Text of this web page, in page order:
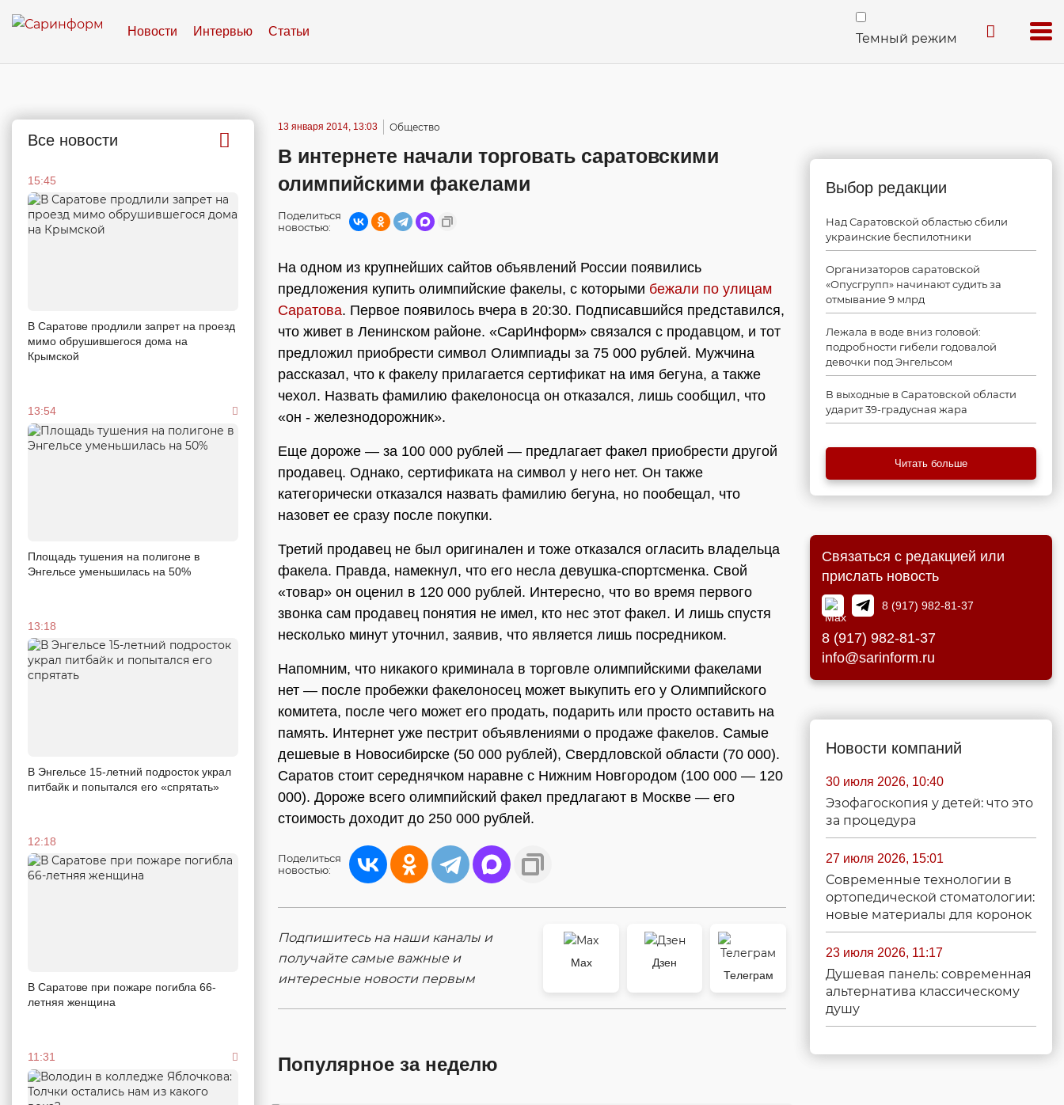
Новости Интервью Статьи Темный режим
Все новости
15:45
В Саратове продлили запрет на проезд
мимо обрушившегося дома на
Крымской
13:54
Площадь тушения на полигоне в
Энгельсе уменьшилась на 50%
13:18
В Энгельсе 15-летний подросток украл
питбайк и попытался его «спрятать»
12:18
В Саратове при пожаре погибла 66-
летняя женщина
11:31
13 января 2014, 13:03 Общество
В интернете начали торговать саратовскими
олимпийскими факелами
Поделиться
новостью:
На одном из крупнейших сайтов объявлений России появились
предложения купить олимпийские факелы, с которыми бежали по улицам
Саратова. Первое появилось вчера в 20:30. Подписавшийся представился,
что живет в Ленинском районе. «СарИнформ» связался с продавцом, и тот
предложил приобрести символ Олимпиады за 75 000 рублей. Мужчина
рассказал, что к факелу прилагается сертификат на имя бегуна, а также
чехол. Назвать фамилию факелоносца он отказался, лишь сообщил, что
«он - железнодорожник».
Еще дороже — за 100 000 рублей — предлагает факел приобрести другой
продавец. Однако, сертификата на символ у него нет. Он также
категорически отказался назвать фамилию бегуна, но пообещал, что
назовет ее сразу после покупки.
Третий продавец не был оригинален и тоже отказался огласить владельца
факела. Правда, намекнул, что его несла девушка-спортсменка. Свой
«товар» он оценил в 120 000 рублей. Интересно, что во время первого
звонка сам продавец понятия не имел, кто нес этот факел. И лишь спустя
несколько минут уточнил, заявив, что является лишь посредником.
Напомним, что никакого криминала в торговле олимпийскими факелами
нет — после пробежки факелоносец может выкупить его у Олимпийского
комитета, после чего может его продать, подарить или просто оставить на
память. Интернет уже пестрит объявлениями о продаже факелов. Самые
дешевые в Новосибирске (50 000 рублей), Свердловской области (70 000).
Саратов стоит середнячком наравне с Нижним Новгородом (100 000 — 120
000). Дороже всего олимпийский факел предлагают в Москве — его
стоимость доходит до 250 000 рублей.
Поделиться
новостью:
Подпишитесь на наши каналы и
получайте самые важные и
интересные новости первым
Max
Дзен
Телеграм
Популярное за неделю
Выбор редакции
Над Саратовской областью сбили
украинские беспилотники
Организаторов саратовской
«Опусгрупп» начинают судить за
отмывание 9 млрд
Лежала в воде вниз головой:
подробности гибели годовалой
девочки под Энгельсом
В выходные в Саратовской области
ударит 39-градусная жара
Читать больше
Связаться с редакцией или
прислать новость
8 (917) 982-81-37
8 (917) 982-81-37
info@sarinform.ru
Новости компаний
30 июля 2026, 10:40
Эзофагоскопия у детей: что это
за процедура
27 июля 2026, 15:01
Современные технологии в
ортопедической стоматологии:
новые материалы для коронок
23 июля 2026, 11:17
Душевая панель: современная
альтернатива классическому
душу